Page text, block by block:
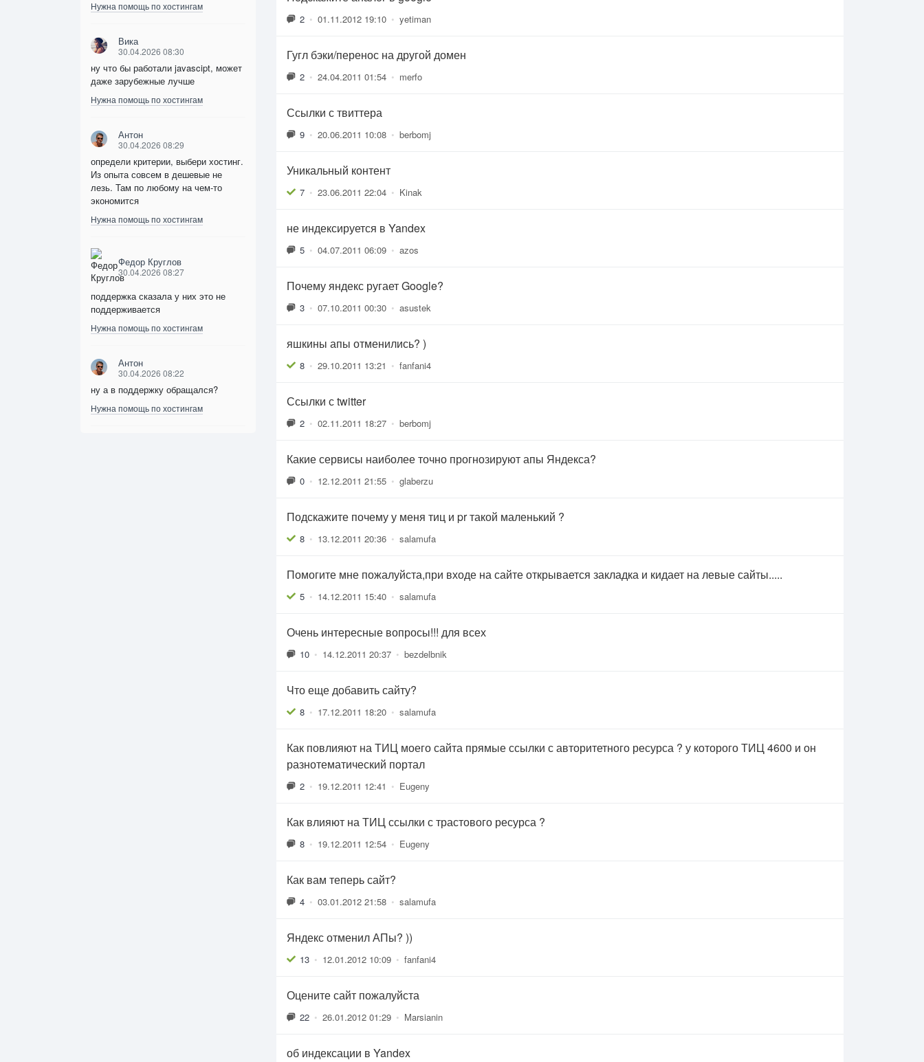
Нужна помощь по хостингам
Вика
30.04.2026 08:30
ну что бы работали javascipt, может
даже зарубежные лучше
Нужна помощь по хостингам
Антон
30.04.2026 08:29
определи критерии, выбери хостинг.
Из опыта совсем в дешевые не
лезь. Там по любому на чем-то
экономится
Нужна помощь по хостингам
Федор Круглов
30.04.2026 08:27
поддержка сказала у них это не
поддерживается
Нужна помощь по хостингам
Антон
30.04.2026 08:22
ну а в поддержку обращался?
Нужна помощь по хостингам
2 • 01.11.2012 19:10 • yetiman
Гугл бэки/перенос на другой домен
2 • 24.04.2011 01:54 • merfo
Ссылки с твиттера
9 • 20.06.2011 10:08 • berbomj
Уникальный контент
7 • 23.06.2011 22:04 • Kinak
не индексируется в Yandex
5 • 04.07.2011 06:09 • azos
Почему яндекс ругает Google?
3 • 07.10.2011 00:30 • asustek
яшкины апы отменились? )
8 • 29.10.2011 13:21 • fanfani4
Ссылки с twitter
2 • 02.11.2011 18:27 • berbomj
Какие сервисы наиболее точно прогнозируют апы Яндекса?
0 • 12.12.2011 21:55 • glaberzu
Подскажите почему у меня тиц и pr такой маленький ?
8 • 13.12.2011 20:36 • salamufa
Помогите мне пожалуйста,при входе на сайте открывается закладка и кидает на левые сайты.....
5 • 14.12.2011 15:40 • salamufa
Очень интересные вопросы!!! для всех
10 • 14.12.2011 20:37 • bezdelbnik
Что еще добавить сайту?
8 • 17.12.2011 18:20 • salamufa
Как повлияют на ТИЦ моего сайта прямые ссылки с авторитетного ресурса ? у которого ТИЦ 4600 и он
разнотематический портал
2 • 19.12.2011 12:41 • Eugeny
Как влияют на ТИЦ ссылки с трастового ресурса ?
8 • 19.12.2011 12:54 • Eugeny
Как вам теперь сайт?
4 • 03.01.2012 21:58 • salamufa
Яндекс отменил АПы? ))
13 • 12.01.2012 10:09 • fanfani4
Оцените сайт пожалуйста
22 • 26.01.2012 01:29 • Marsianin
об индексации в Yandex